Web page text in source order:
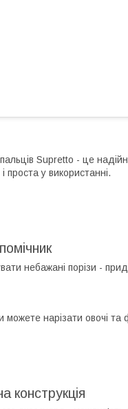
Supretto - це
проста у використанні.
небажані порізи -
нарізати овочі та
конструкція